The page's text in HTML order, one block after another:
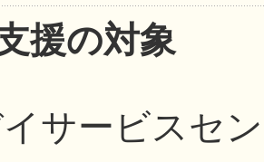
援の対象
サービスセ